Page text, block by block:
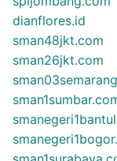
dianflores.id
sman48jkt.com
sman26jkt.com